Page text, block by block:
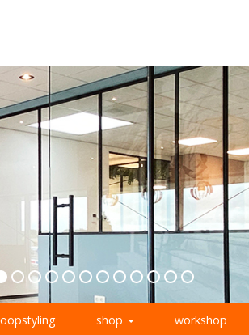
shop workshop